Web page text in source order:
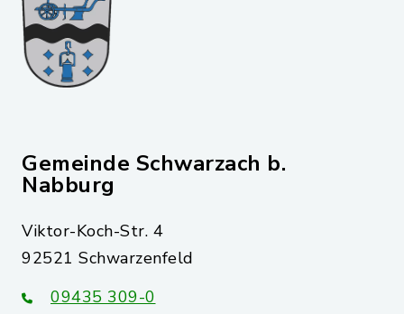
Gemeinde Schwarzach b.
Nabburg
Viktor-Koch-Str. 4
92521 Schwarzenfeld
09435 309-0